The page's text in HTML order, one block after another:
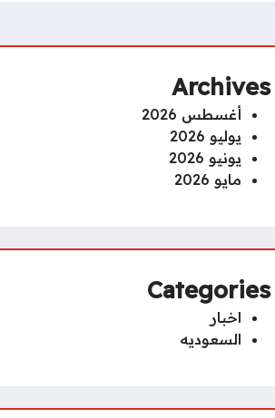
Archives
أغسطس 2026
يوليو 2026
يونيو 2026
مايو 2026
Categories
اخبار
السعوديه